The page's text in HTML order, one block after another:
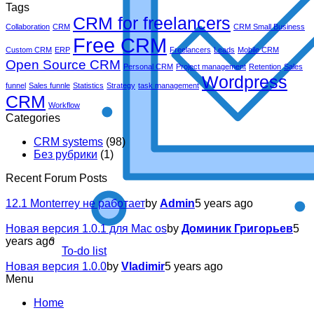
To-do list
Tags
Collaboration CRM CRM for freelancers CRM Small Business
Custom CRM ERP Free CRM Freelancers Leads Mobile CRM
Open Source CRM Personal CRM Project management Retention Sales
funnel Sales funnle Statistics Strategy task management Wordpress
CRM Workflow
Categories
CRM systems (98)
Без рубрики (1)
Recent Forum Posts
12.1 Monterrey не работаетby Admin5 years ago
Новая версия 1.0.1 для Mac osby Доминик Григорьев5
years ago
Новая версия 1.0.0by Vladimir5 years ago
Menu
Home